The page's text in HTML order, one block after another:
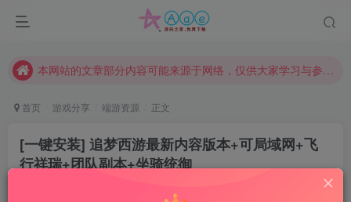
现在赞助会员享受专属折扣，详情点击此条公告。
本网站的文章部分内容可能来源于网络，仅供大家学习与参考，如有侵权，请联系站长QQ466107887进行删除处理。
首页 游戏分享 端游资源 正文
[一键安装] 追梦西游最新内容版本+可局域网+飞
行祥瑞+团队副本+坐骑统御